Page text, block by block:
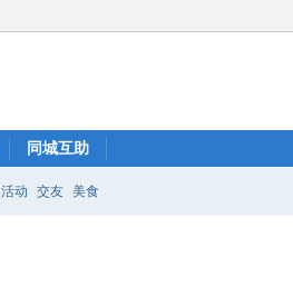
同城互助
活动 交友 美食